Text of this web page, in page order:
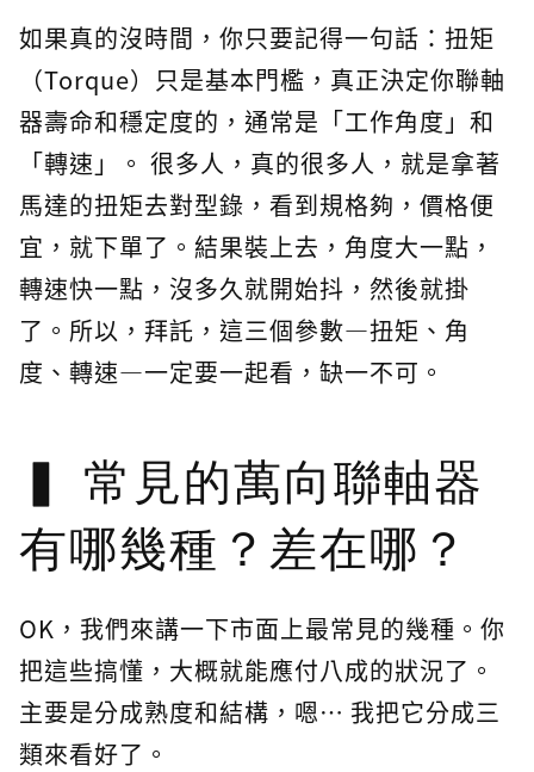
如果真的沒時間，你只要記得一句話：扭矩
（Torque）只是基本門檻，真正決定你聯軸
器壽命和穩定度的，通常是「工作角度」和
「轉速」。 很多人，真的很多人，就是拿著
馬達的扭矩去對型錄，看到規格夠，價格便
宜，就下單了。結果裝上去，角度大一點，
轉速快一點，沒多久就開始抖，然後就掛
了。所以，拜託，這三個參數—扭矩、角
度、轉速—一定要一起看，缺一不可。
常見的萬向聯軸器
有哪幾種？差在哪？
OK，我們來講一下市面上最常見的幾種。你
把這些搞懂，大概就能應付八成的狀況了。
主要是分成熟度和結構，嗯… 我把它分成三
類來看好了。